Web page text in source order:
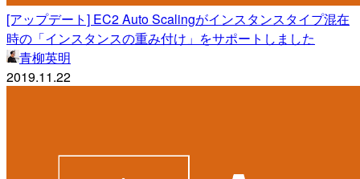
[アップデート] EC2 Auto Scalingがインスタンスタイプ混在
時の「インスタンスの重み付け」をサポートしました
青柳英明
2019.11.22